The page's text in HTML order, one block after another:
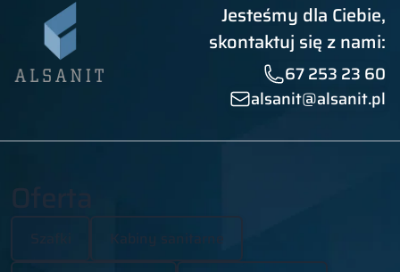
Jesteśmy dla Ciebie,
skontaktuj się z nami:
67 253 23 60
alsanit@alsanit.pl
Oferta
Kabiny sanitarne